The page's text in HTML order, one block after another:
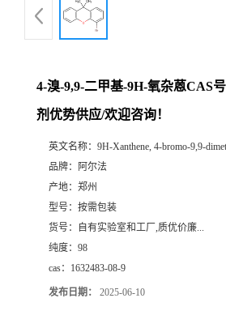
厅4-溴-9,9-二甲基-9H-氧杂蒽CAS
剂优势供应/欢迎咨询！
英文名称： 9H-Xanthene, 4-bromo-9,9-
品牌：
阿尔法
产地： 郑州
型号： 按需包装
货号：
自有实验室和工厂,质优价廉...
纯度： 98
cas： 1632483-08-9
发布日期： 2025-06-10